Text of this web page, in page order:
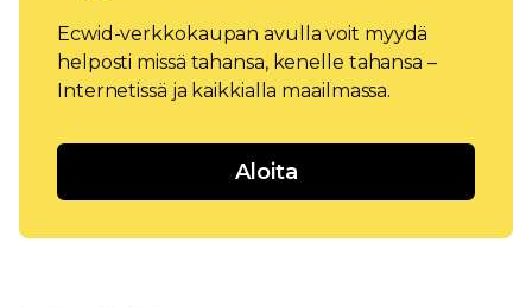
Ecwid-verkkokaupan avulla voit myydä
helposti missä tahansa, kenelle tahansa –
Internetissä ja kaikkialla maailmassa.
Aloita